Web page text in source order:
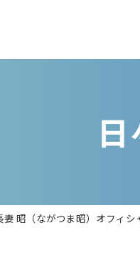
日
妻 昭（ながつま昭）オフィシ